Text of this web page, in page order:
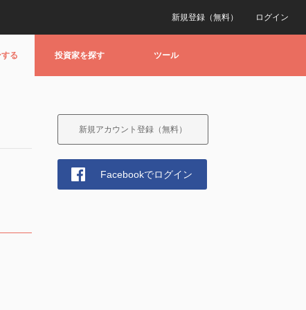
ログイン
新規登録（無料）
る 投資家を探す ツール
新規アカウント登録（無料）
Facebookでログイン